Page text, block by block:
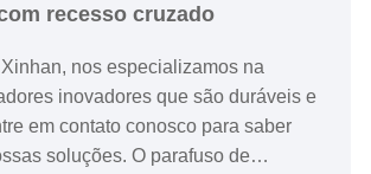
recesso cruzado
nos especializamos na
inovadores que são duráveis ​​e
em contato conosco para saber
soluções. O parafuso de